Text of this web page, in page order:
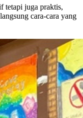
tetapi juga praktis,
cara-cara yang